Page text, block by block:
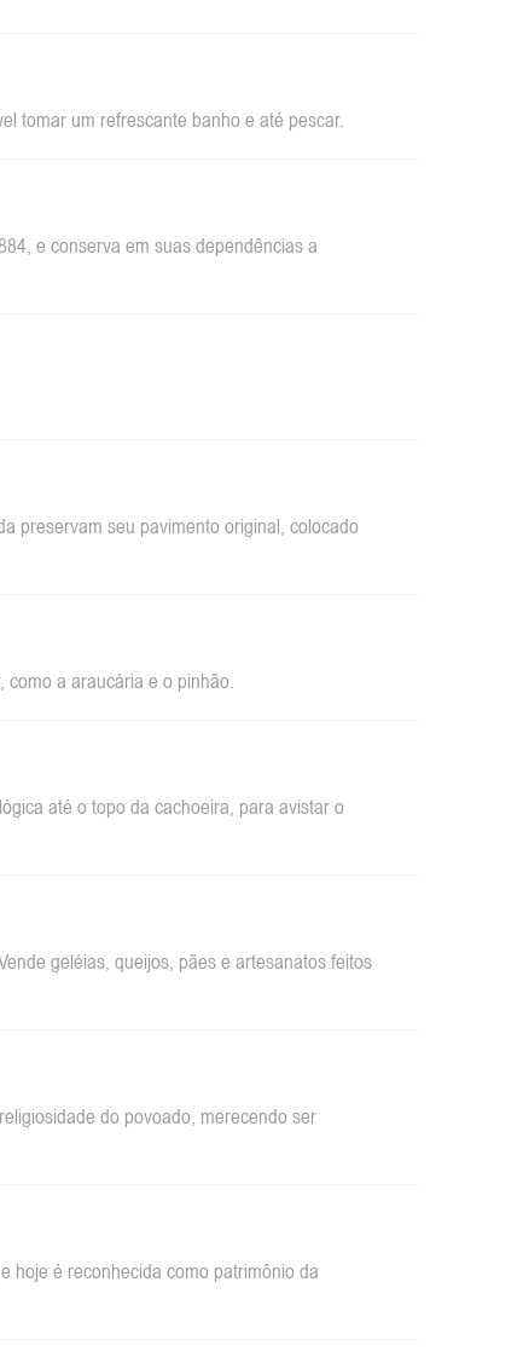
tomar um refrescante banho e até pescar.
e conserva em suas dependências a
preservam seu pavimento original, colocado
como a araucária e o pinhão.
até o topo da cachoeira, para avistar o
geléias, queijos, pães e artesanatos feitos
do povoado, merecendo ser
hoje é reconhecida como patrimônio da